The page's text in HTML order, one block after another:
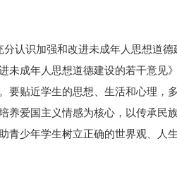
认识加强和改进未成年人思想道
未成年人思想道德建设的若干意见
要贴近学生的思想、生活和心理，
养爱国主义情感为核心，以传承民
青少年学生树立正确的世界观、人生